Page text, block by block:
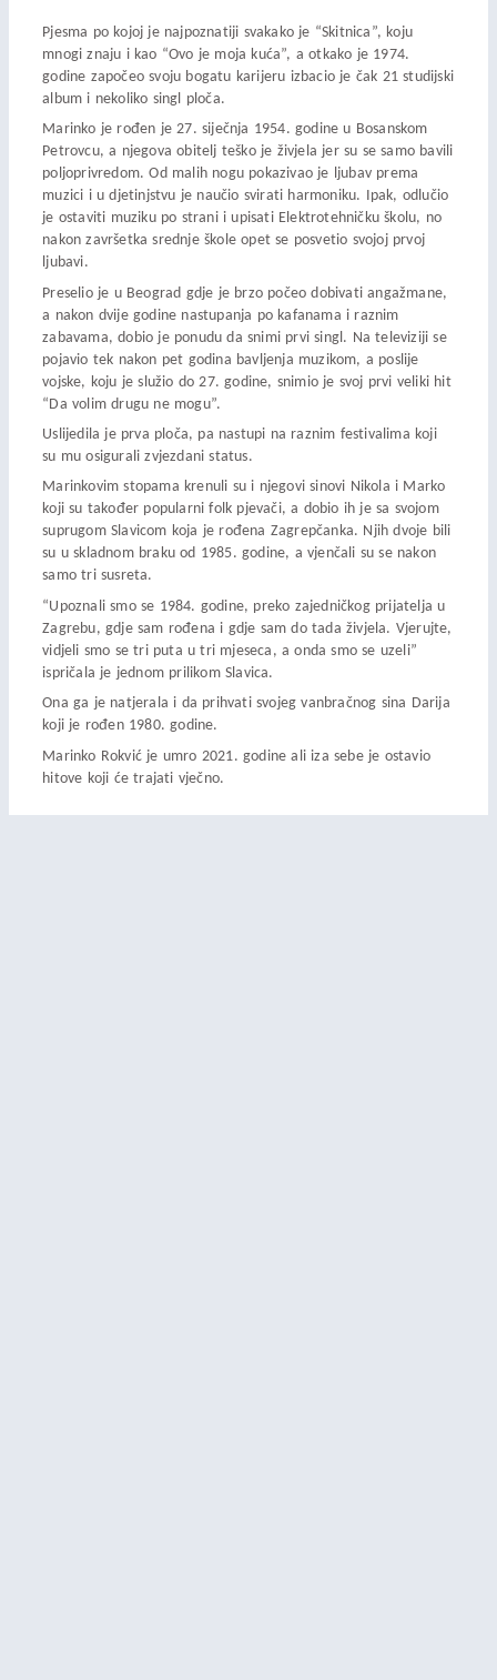
Pjesma po kojoj je najpoznatiji svakako je “Skitnica”, koju
mnogi znaju i kao “Ovo je moja kuća”, a otkako je 1974.
godine započeo svoju bogatu karijeru izbacio je čak 21 studijski
album i nekoliko singl ploča.
Marinko je rođen je 27. siječnja 1954. godine u Bosanskom
Petrovcu, a njegova obitelj teško je živjela jer su se samo bavili
poljoprivredom. Od malih nogu pokazivao je ljubav prema
muzici i u djetinjstvu je naučio svirati harmoniku. Ipak, odlučio
je ostaviti muziku po strani i upisati Elektrotehničku školu, no
nakon završetka srednje škole opet se posvetio svojoj prvoj
ljubavi.
Preselio je u Beograd gdje je brzo počeo dobivati angažmane,
a nakon dvije godine nastupanja po kafanama i raznim
zabavama, dobio je ponudu da snimi prvi singl. Na televiziji se
pojavio tek nakon pet godina bavljenja muzikom, a poslije
vojske, koju je služio do 27. godine, snimio je svoj prvi veliki hit
“Da volim drugu ne mogu”.
Uslijedila je prva ploča, pa nastupi na raznim festivalima koji
su mu osigurali zvjezdani status.
Marinkovim stopama krenuli su i njegovi sinovi Nikola i Marko
koji su također popularni folk pjevači, a dobio ih je sa svojom
suprugom Slavicom koja je rođena Zagrepčanka. Njih dvoje bili
su u skladnom braku od 1985. godine, a vjenčali su se nakon
samo tri susreta.
“Upoznali smo se 1984. godine, preko zajedničkog prijatelja u
Zagrebu, gdje sam rođena i gdje sam do tada živjela. Vjerujte,
vidjeli smo se tri puta u tri mjeseca, a onda smo se uzeli”
ispričala je jednom prilikom Slavica.
Ona ga je natjerala i da prihvati svojeg vanbračnog sina Darija
koji je rođen 1980. godine.
Marinko Rokvić je umro 2021. godine ali iza sebe je ostavio
hitove koji će trajati vječno.